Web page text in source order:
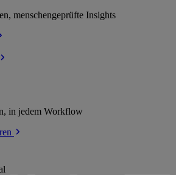
menschengeprüfte Insights
in jedem Workflow